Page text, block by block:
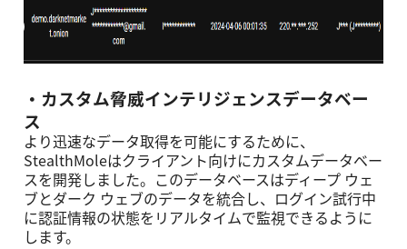
・カスタム脅威インテリジェンスデータベー
ス
より迅速なデータ取得を可能にするために、
StealthMoleはクライアント向けにカスタムデータベー
スを開発しました。このデータベースはディープ ウェ
ブとダーク ウェブのデータを統合し、ログイン試⾏中
に認証情報の状態をリアルタイムで監視できるように
します。